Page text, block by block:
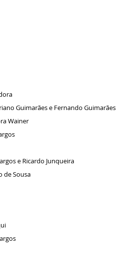
Guimarães e Fernando Guimarães
Wainer
e Ricardo Junqueira
de Sousa